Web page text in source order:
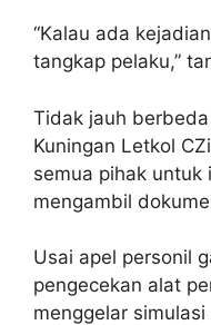
“Kalau ada
tangkap pelaku,”
Tidak jauh
Kuningan Letkol
semua pihak
mengambil
Usai apel personil
pengecekan alat
menggelar